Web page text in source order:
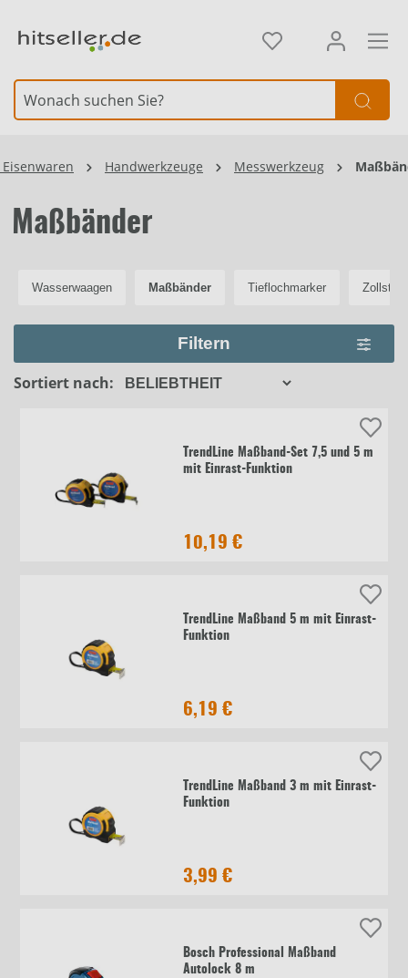
Handwerkzeuge Messwerkzeug
Maßbänder
Wasserwaagen Maßbänder Tieflochmarker
Filtern
Sortiert nach:
TrendLine Maßband-Set 7,5 und 5 m
mit Einrast-Funktion
10,19 €
TrendLine Maßband 5 m mit Einrast-
Funktion
6,19 €
TrendLine Maßband 3 m mit Einrast-
Funktion
3,99 €
Bosch Professional Maßband
Autolock 8 m